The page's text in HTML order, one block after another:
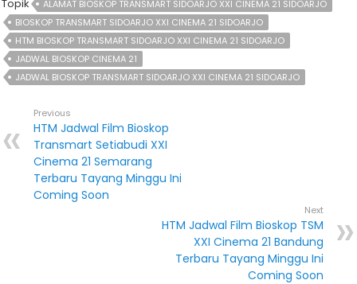
Topik
ALAMAT BIOSKOP TRANSMART SIDOARJO XXI CINEMA 21 SIDOARJO
BIOSKOP TRANSMART SIDOARJO XXI CINEMA 21 SIDOARJO
HTM BIOSKOP TRANSMART SIDOARJO XXI CINEMA 21 SIDOARJO
JADWAL BIOSKOP CINEMA 21
JADWAL BIOSKOP TRANSMART SIDOARJO XXI CINEMA 21 SIDOARJO
Previous
HTM Jadwal Film Bioskop
Transmart Setiabudi XXI
Cinema 21 Semarang
Terbaru Tayang Minggu Ini
Coming Soon
Next
HTM Jadwal Film Bioskop TSM
XXI Cinema 21 Bandung
Terbaru Tayang Minggu Ini
Coming Soon